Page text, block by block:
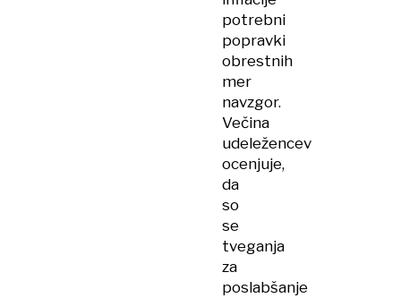
potrebni
popravki
obrestnih
mer
navzgor.
Večina
udeležencev
ocenjuje,
da
so
se
tveganja
za
poslabšanje